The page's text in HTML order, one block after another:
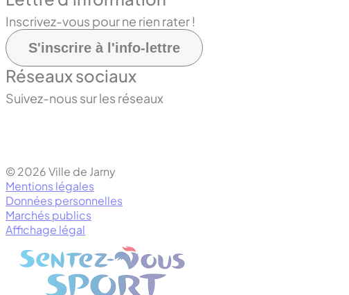
Inscrivez-vous pour ne rien rater !
S'inscrire à l'info-lettre
Réseaux sociaux
Suivez-nous sur les réseaux
© 2026 Ville de Jarny
Mentions légales
Données personnelles
Marchés publics
Affichage légal